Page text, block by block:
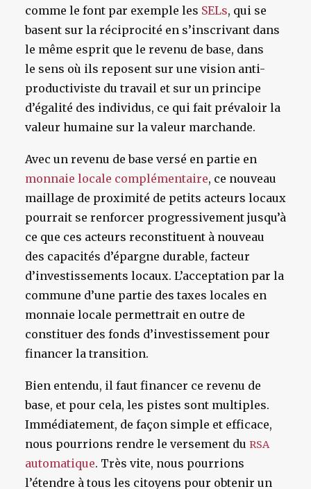
comme le font par exemple les SELs, qui se
basent sur la réciprocité en s’inscrivant dans
le même esprit que le revenu de base, dans
le sens où ils reposent sur une vision anti-
productiviste du travail et sur un principe
d’égalité des individus, ce qui fait prévaloir la
valeur humaine sur la valeur marchande.
Avec un revenu de base versé en partie en
monnaie locale complémentaire, ce nouveau
maillage de proximité de petits acteurs locaux
pourrait se renforcer progressivement jusqu’à
ce que ces acteurs reconstituent à nouveau
des capacités d’épargne durable, facteur
d’investissements locaux. L’acceptation par la
commune d’une partie des taxes locales en
monnaie locale permettrait en outre de
constituer des fonds d’investissement pour
financer la transition.
Bien entendu, il faut financer ce revenu de
base, et pour cela, les pistes sont multiples.
Immédiatement, de façon simple et efficace,
nous pourrions rendre le versement du RSA
automatique. Très vite, nous pourrions
l’étendre à tous les citoyens pour obtenir un